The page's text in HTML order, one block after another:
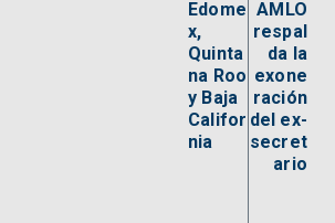
Edome
x,
Quinta
na Roo
y Baja
Califor
nia
AMLO
respal
da la
exone
ración
del ex-
secret
ario